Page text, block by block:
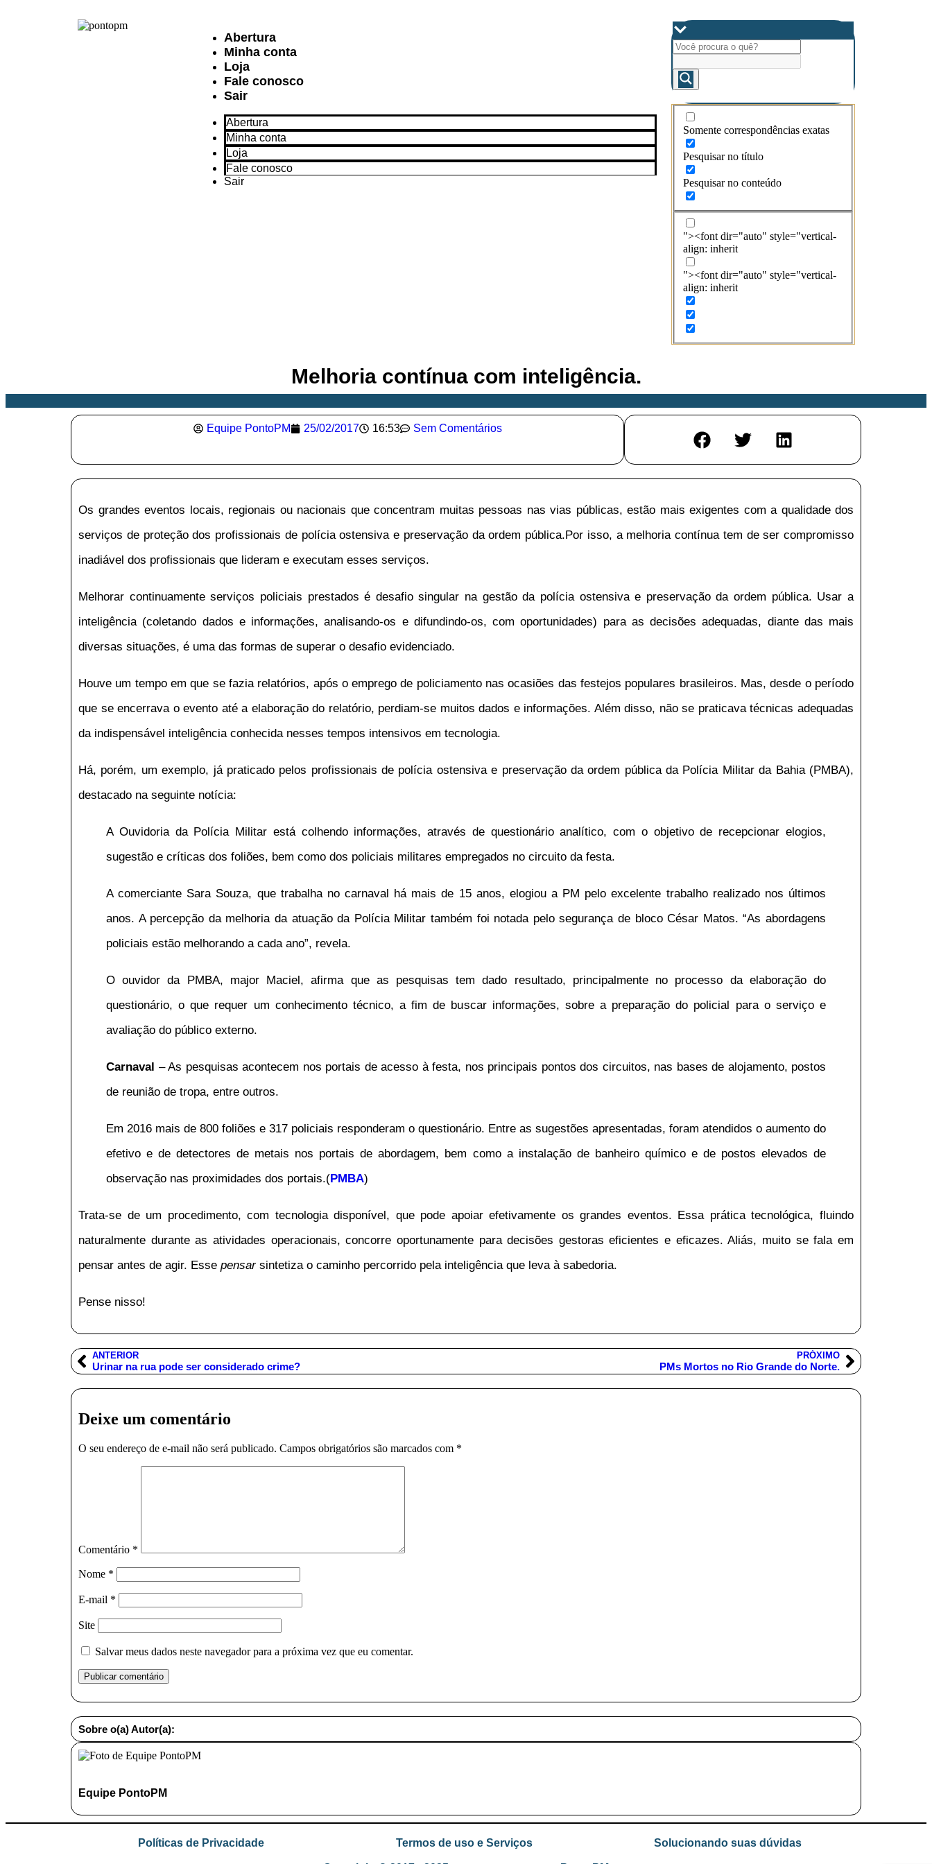
Abertura
Minha conta
Loja
Fale conosco
Sair
Abertura
Minha conta
Loja
Fale conosco
Sair
Somente correspondências exatas
Pesquisar no título
Pesquisar no conteúdo
"><font dir="auto" style="vertical-
align: inherit
"><font dir="auto" style="vertical-
align: inherit
Melhoria contínua com inteligência.
Equipe PontoPM 25/02/2017 16:53 Sem Comentários
Os grandes eventos locais, regionais ou nacionais que concentram muitas pessoas nas vias públicas, estão mais exigentes com a qualidade dos
serviços de proteção dos profissionais de polícia ostensiva e preservação da ordem pública.Por isso, a melhoria contínua tem de ser compromisso
inadiável dos profissionais que lideram e executam esses serviços.
Melhorar continuamente serviços policiais prestados é desafio singular na gestão da polícia ostensiva e preservação da ordem pública. Usar a
inteligência (coletando dados e informações, analisando-os e difundindo-os, com oportunidades) para as decisões adequadas, diante das mais
diversas situações, é uma das formas de superar o desafio evidenciado.
Houve um tempo em que se fazia relatórios, após o emprego de policiamento nas ocasiões das festejos populares brasileiros. Mas, desde o período
que se encerrava o evento até a elaboração do relatório, perdiam-se muitos dados e informações. Além disso, não se praticava técnicas adequadas
da indispensável inteligência conhecida nesses tempos intensivos em tecnologia.
Há, porém, um exemplo, já praticado pelos profissionais de polícia ostensiva e preservação da ordem pública da Polícia Militar da Bahia (PMBA),
destacado na seguinte notícia:
A Ouvidoria da Polícia Militar está colhendo informações, através de questionário analítico, com o objetivo de recepcionar elogios,
sugestão e críticas dos foliões, bem como dos policiais militares empregados no circuito da festa.
A comerciante Sara Souza, que trabalha no carnaval há mais de 15 anos, elogiou a PM pelo excelente trabalho realizado nos últimos
anos. A percepção da melhoria da atuação da Polícia Militar também foi notada pelo segurança de bloco César Matos. “As abordagens
policiais estão melhorando a cada ano”, revela.
O ouvidor da PMBA, major Maciel, afirma que as pesquisas tem dado resultado, principalmente no processo da elaboração do
questionário, o que requer um conhecimento técnico, a fim de buscar informações, sobre a preparação do policial para o serviço e
avaliação do público externo.
Carnaval – As pesquisas acontecem nos portais de acesso à festa, nos principais pontos dos circuitos, nas bases de alojamento, postos
de reunião de tropa, entre outros.
Em 2016 mais de 800 foliões e 317 policiais responderam o questionário. Entre as sugestões apresentadas, foram atendidos o aumento do
efetivo e de detectores de metais nos portais de abordagem, bem como a instalação de banheiro químico e de postos elevados de
observação nas proximidades dos portais.(PMBA)
Trata-se de um procedimento, com tecnologia disponível, que pode apoiar efetivamente os grandes eventos. Essa prática tecnológica, fluindo
naturalmente durante as atividades operacionais, concorre oportunamente para decisões gestoras eficientes e eficazes. Aliás, muito se fala em
pensar antes de agir. Esse pensarsintetiza o caminho percorrido pela inteligência que leva à sabedoria.
Pense nisso!
ANTERIOR
Urinar na rua pode ser considerado crime?
PRÓXIMO
PMs Mortos no Rio Grande do Norte.
Deixe um comentário
O seu endereço de e-mail não será publicado. Campos obrigatórios são marcados com *
Comentário *
Nome *
E-mail *
Site
Salvar meus dados neste navegador para a próxima vez que eu comentar.
Sobre o(a) Autor(a):
Equipe PontoPM
Políticas de Privacidade. Termos de uso e Serviços. Solucionando suas dúvidas.